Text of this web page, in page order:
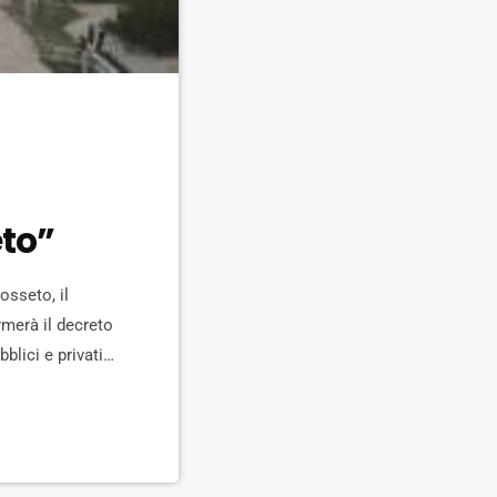
il
il decreto
e privati.
euro,